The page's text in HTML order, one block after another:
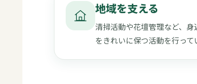
地域を支える
清掃活動や花壇管理など、身
をきれいに保つ活動を行って